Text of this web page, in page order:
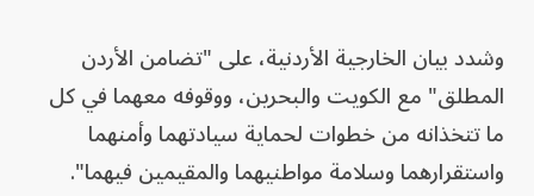
وشدد بيان الخارجية الأردنية، على "تضامن الأردن
المطلق" مع الكويت والبحرين، ووقوفه معهما في كل
ما تتخذانه من خطوات لحماية سيادتهما وأمنهما
واستقرارهما وسلامة مواطنيهما والمقيمين فيهما".